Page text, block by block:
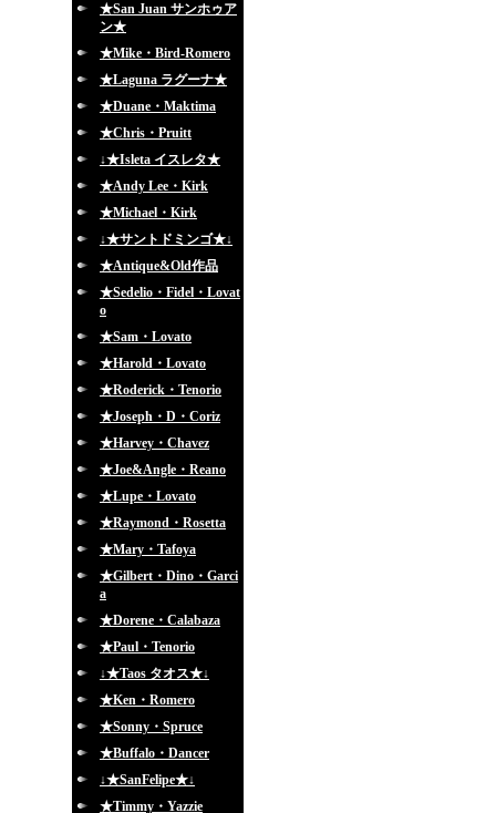
★San Juan サンホゥア
ン★
★Mike・Bird-Romero
★Laguna ラグーナ★
★Duane・Maktima
★Chris・Pruitt
↓★Isleta イスレタ★
★Andy Lee・Kirk
★Michael・Kirk
↓★サントドミンゴ★↓
★Antique&Old作品
★Sedelio・Fidel・Lovat
o
★Sam・Lovato
★Harold・Lovato
★Roderick・Tenorio
★Joseph・D・Coriz
★Harvey・Chavez
★Joe&Angle・Reano
★Lupe・Lovato
★Raymond・Rosetta
★Mary・Tafoya
★Gilbert・Dino・Garci
a
★Dorene・Calabaza
★Paul・Tenorio
↓★Taos タオス★↓
★Ken・Romero
★Sonny・Spruce
★Buffalo・Dancer
↓★SanFelipe★↓
★Timmy・Yazzie